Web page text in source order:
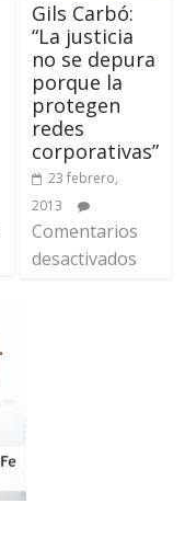
Gils Carbó:
“La justicia
no se depura
porque la
protegen
redes
corporativas”
23 febrero,
2013
Comentarios
desactivados